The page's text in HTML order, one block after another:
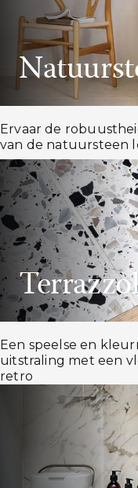
Ervaar de
van de natuursteen
Een speelse en
uitstraling met een
retro